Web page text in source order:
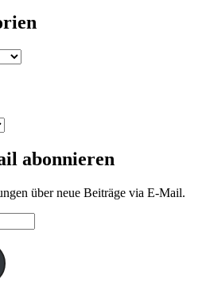
abonnieren
über neue Beiträge via E-Mail.